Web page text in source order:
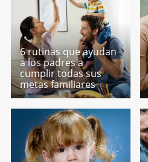
6 rutinas que ayudan
a los padres a
cumplir todas sus
metas familiares